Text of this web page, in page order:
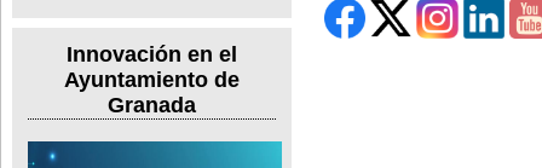
Innovación en el
Ayuntamiento de
Granada